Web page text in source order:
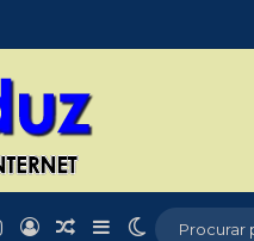
Instagram
EntrarArtigo aleatório
Barra Lateral
Switch skin